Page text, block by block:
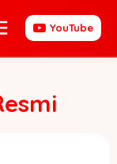
YouTube